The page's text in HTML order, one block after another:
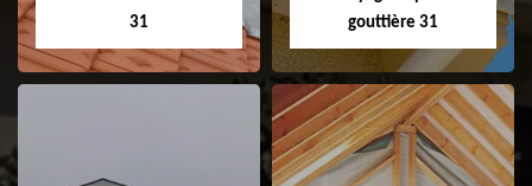
31
gouttière 31